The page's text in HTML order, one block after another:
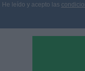
He leído y acepto las